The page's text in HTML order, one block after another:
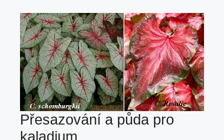
Přesazování a půda pro
kaladium